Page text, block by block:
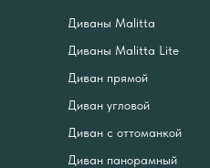
Диваны Malitta
Диваны Malitta Lite
Диван прямой
Диван угловой
Диван с оттоманкой
Диван панорамный